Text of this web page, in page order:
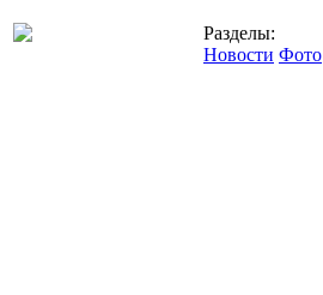
Разделы:
Новости Фото